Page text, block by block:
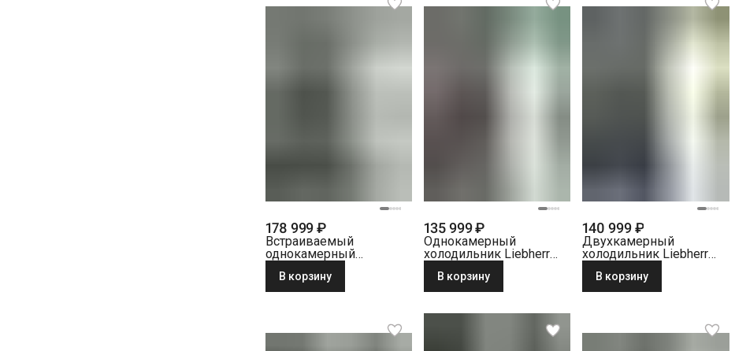
178 999 ₽
Встраиваемый
однокамерный
IRd 4520-22 001 белый
В корзину
135 999 ₽
Однокамерный
холодильник Liebherr
BioFresh белый
В корзину
140 999 ₽
Двухкамерный
холодильник Liebherr
BioFresh NoFrost белый
В корзину